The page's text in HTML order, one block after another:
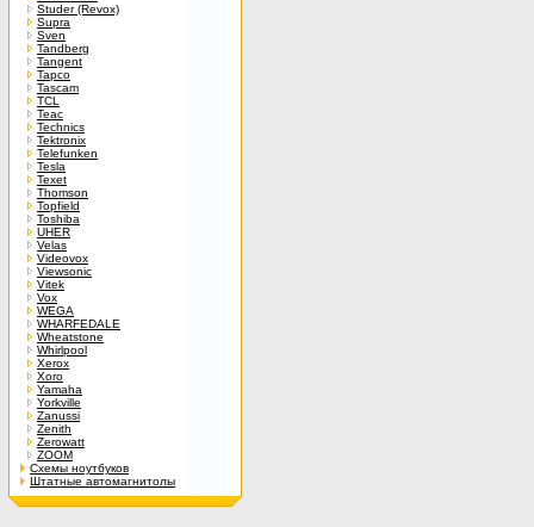
Studer (Revox)
Supra
Sven
Tandberg
Tangent
Tapco
Tascam
TCL
Teac
Technics
Tektronix
Telefunken
Tesla
Texet
Thomson
Topfield
Toshiba
UHER
Velas
Videovox
Viewsonic
Vitek
Vox
WEGA
WHARFEDALE
Wheatstone
Whirlpool
Xerox
Xoro
Yamaha
Yorkville
Zanussi
Zenith
Zerowatt
ZOOM
Схемы ноутбуков
Штатные автомагнитолы